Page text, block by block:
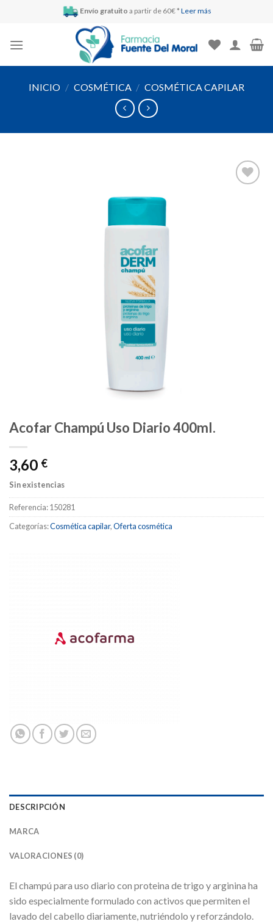
Envío gratuito a partir de 60€ * Leer más
INICIO / COSMÉTICA / COSMÉTICA CAPILAR
Acofar Champú Uso Diario 400ml.
3,60 €
Sin existencias
Referencia:150281
Categorías:Cosmética capilar,Oferta cosmética
DESCRIPCIÓN
MARCA
VALORACIONES (0)
El champú para uso diario con proteina de trigo y arginina ha
sido especialmente formulado con activos que permiten el
lavado del cabello diariamente, nutriéndolo y reforzándolo.